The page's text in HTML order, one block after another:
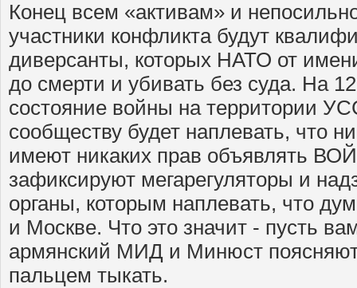
Конец всем «активам» и
участники конфликта будут
диверсанты, которых НАТО от
до смерти и убивать без суда. На
состояние войны на территории
сообществу будет наплевать, что
имеют никаких прав объявлять
зафиксируют мегарегуляторы и
органы, которым наплевать, что
и Москве. Что это значит - пусть
армянский МИД и Минюст
пальцем тыкать.